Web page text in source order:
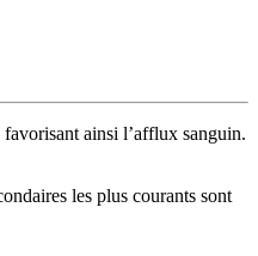
ainsi l’afflux sanguin.
les plus courants sont